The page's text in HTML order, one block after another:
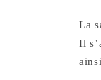
La
Il